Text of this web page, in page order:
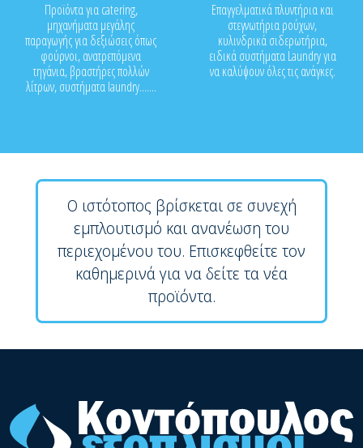
Προϊόντα για catering,
μηχανήματα μεγάλης
παραγωγής για δεξιώσεις όπως
φούρνοι, ανατρεπόμενα
τηγάνια, βραστήρες πολλών
λίτρων, συστήματα laundry.......
Επαγγελματικά πλυντήρια και
στεγνωτήρια ρούχων,
κυλινδρικά σιδερωτήρια,
ειδικά συστήματα Laundry για
να καλύψουν όλες τις ανάγκες.
Ο ιστότοπος βρίσκεται σε συνεχή
εμπλουτισμό και ανανέωση του
περιεχομένου του. Επισκεφθείτε τον
καθημερινά για να δείτε τα νέα
προϊόντα.